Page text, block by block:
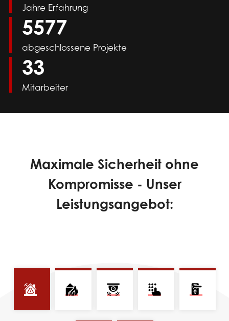
Jahre Erfahrung
6000
abgeschlossene Projekte
35
Mitarbeiter
Maximale Sicherheit ohne
Kompromisse - Unser
Leistungsangebot: